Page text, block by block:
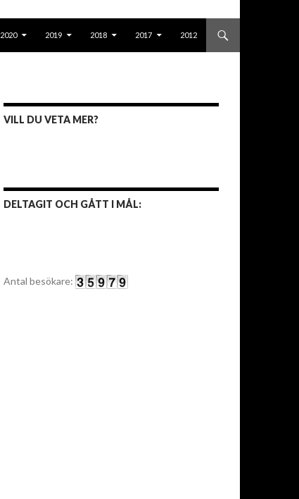
2020 2019 2018 2017 2012
VILL DU VETA MER?
DELTAGIT OCH GÅTT I MÅL:
Antal besökare: